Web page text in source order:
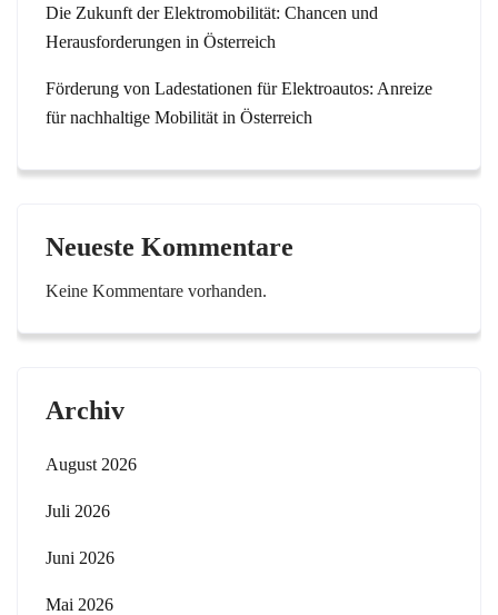
Die Zukunft der Elektromobilität: Chancen und
Herausforderungen in Österreich
Förderung von Ladestationen für Elektroautos: Anreize
für nachhaltige Mobilität in Österreich
Neueste Kommentare
Keine Kommentare vorhanden.
Archiv
August 2026
Juli 2026
Juni 2026
Mai 2026